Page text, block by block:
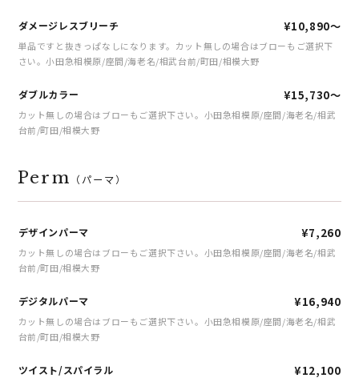
ダメージレスブリーチ ¥10,890～
単品ですと抜きっぱなしになります。カット無しの場合はブローもご選択下
さい。小田急相模原/座間/海老名/相武台前/町田/相模大野
ダブルカラー ¥15,730～
カット無しの場合はブローもご選択下さい。小田急相模原/座間/海老名/相武
台前/町田/相模大野
Perm （パーマ）
デザインパーマ ¥7,260
カット無しの場合はブローもご選択下さい。小田急相模原/座間/海老名/相武
台前/町田/相模大野
デジタルパーマ ¥16,940
カット無しの場合はブローもご選択下さい。小田急相模原/座間/海老名/相武
台前/町田/相模大野
ツイスト/スパイラル ¥12,100